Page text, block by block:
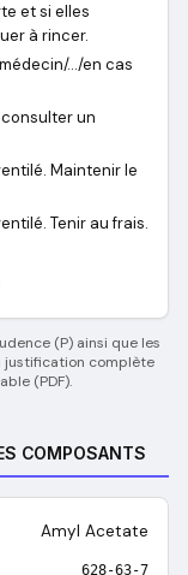
et si elles
à rincer.
médecin/…/en cas
un
Maintenir le
Tenir au frais.
(P) ainsi que les
justification complète
(PDF).
COMPOSANTS
Amyl Acetate
628-63-7